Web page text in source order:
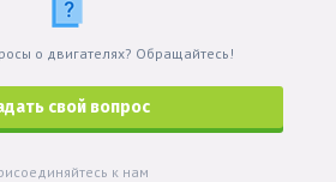
о двигателях? Обращайтесь!
свой вопрос
к нам